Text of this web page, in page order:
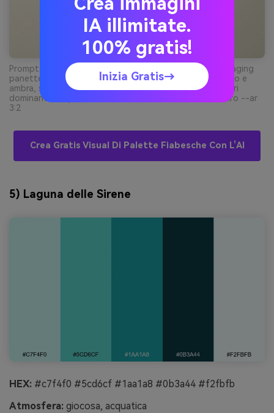
Prompt: scatto realistico in studio di un’etichetta packaging
panetteria di lusso su sfondo crema pulito, inchiostri oro e
ambra, sigillo a rilievo discreto, tipografia minimale, colori
dominanti oro pallido e ambra con accenti marrone scuro --ar
3:2
Crea Gratis Visual Di Palette Fiabesche Con L’AI
5) Laguna delle Sirene
HEX: #c7f4f0 #5cd6cf #1aa1a8 #0b3a44 #f2fbfb
Atmosfera: giocosa, acquatica
IA illimitate.
100% gratis!
Inizia Gratis→